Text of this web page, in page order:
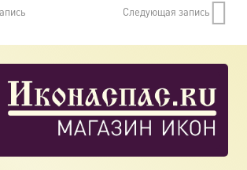
Следующая запись